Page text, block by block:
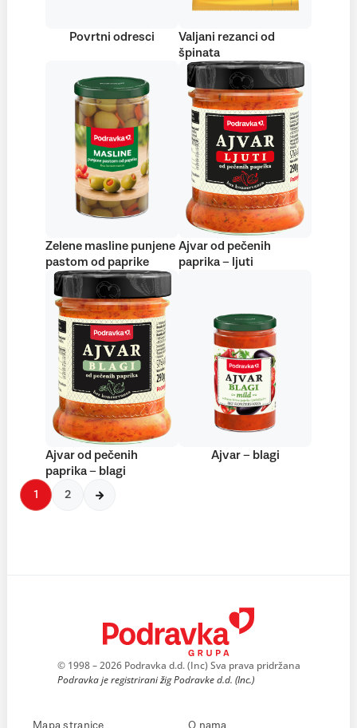
Povrtni odresci
Valjani rezanci od
špinata
Zelene masline punjene
pastom od paprike
Ajvar od pečenih
paprika – ljuti
Ajvar od pečenih
paprika – blagi
Ajvar – blagi
1 2
© 1998 – 2026 Podravka d.d. (Inc) Sva prava pridržana
Podravka je registrirani žig Podravke d.d. (Inc.)
Mapa stranice O nama